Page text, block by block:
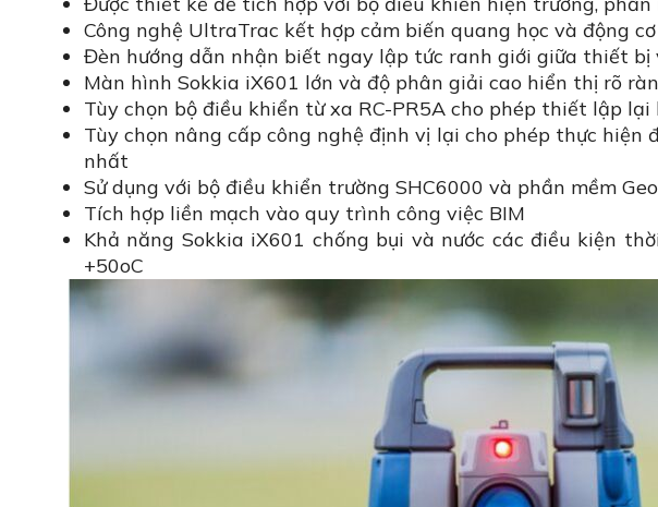
Công nghệ UltraTrac kết hợp cảm biến quang học và động
Đèn hướng dẫn nhận biết ngay lập tức ranh giới giữa thiết
Màn hình Sokkia iX601 lớn và độ phân giải cao hiển thị rõ
Tùy chọn bộ điều khiển từ xa RC-PR5A cho phép thiết lập
Tùy chọn nâng cấp công nghệ định vị lại cho phép thực
nhất
Sử dụng với bộ điều khiển trường SHC6000 và phần mềm
Tích hợp liền mạch vào quy trình công việc BIM
Khả năng Sokkia iX601 chống bụi và nước các điều kiện
+50oC